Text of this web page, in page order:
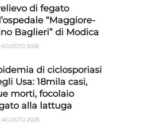
di fegato
“Maggiore-
Baglieri” di Modica
2026
di ciclosporiasi
Usa: 18mila casi,
morti, focolaio
alla lattuga
2026